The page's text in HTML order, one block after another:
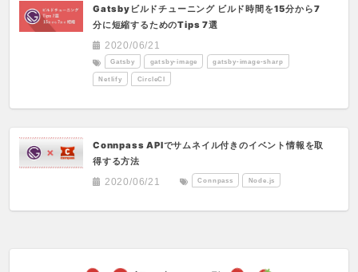
Gatsbyビルドチューニング ビルド時間を15分から7
分に短縮するためのTips 7選
2020/06/21
Gatsby gatsby-image gatsby-image-sharp
Netlify CircleCI
Connpass APIでサムネイル付きのイベント情報を取
得する方法
2020/06/21
Connpass Node.js